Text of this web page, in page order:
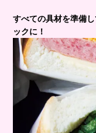
すべての具材を準備
ックに！